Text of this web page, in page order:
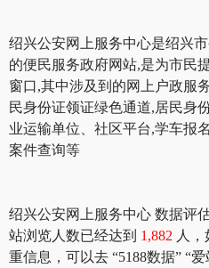
绍兴公安网上服务中心是绍兴
的便民服务政府网站,是为市民
窗口,其中涉及到的网上户政服
民身份证领证绿色通道,居民身
业运输单位、社区平台,学车报
案件查询等
绍兴公安网上服务中心 数据评
站浏览人数已经达到 1,882 人
重信息，可以去 “5188数据” “